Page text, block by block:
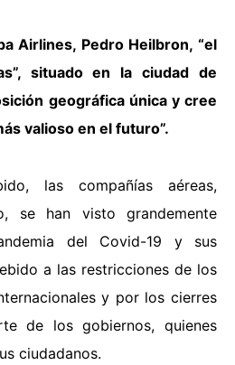
Airlines, Pedro Heilbron, “el
situado en la ciudad de
geográfica única y cree
valioso en el futuro”.
las compañías aéreas,
se han visto grandemente
del Covid-19 y sus
a las restricciones de los
y por los cierres
de los gobiernos, quienes
ciudadanos.